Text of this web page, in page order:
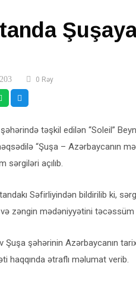
203 0 Rəy
təşkil edilən “Soleil”
“Şuşa – Azərbaycanın
sərgiləri açılıb.
Səfirliyindən bildirilib ki,
zəngin mədəniyyətini
şəhərinin Azərbaycanın
haqqında ətraflı məlumat verib.